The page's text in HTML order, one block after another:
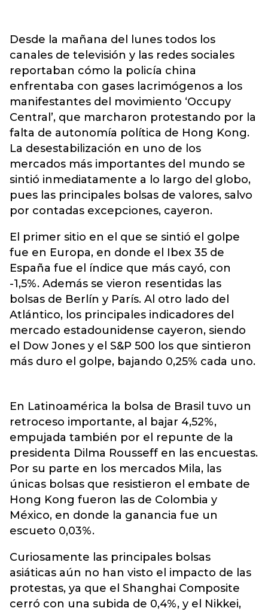
Desde la mañana del lunes todos los
canales de televisión y las redes sociales
reportaban cómo la policía china
enfrentaba con gases lacrimógenos a los
manifestantes del movimiento ‘Occupy
Central’, que marcharon protestando por la
falta de autonomía política de Hong Kong.
La desestabilización en uno de los
mercados más importantes del mundo se
sintió inmediatamente a lo largo del globo,
pues las principales bolsas de valores, salvo
por contadas excepciones, cayeron.
El primer sitio en el que se sintió el golpe
fue en Europa, en donde el Ibex 35 de
España fue el índice que más cayó, con
-1,5%. Además se vieron resentidas las
bolsas de Berlín y París. Al otro lado del
Atlántico, los principales indicadores del
mercado estadounidense cayeron, siendo
el Dow Jones y el S&P 500 los que sintieron
más duro el golpe, bajando 0,25% cada uno.
En Latinoamérica la bolsa de Brasil tuvo un
retroceso importante, al bajar 4,52%,
empujada también por el repunte de la
presidenta Dilma Rousseff en las encuestas.
Por su parte en los mercados Mila, las
únicas bolsas que resistieron el embate de
Hong Kong fueron las de Colombia y
México, en donde la ganancia fue un
escueto 0,03%.
Curiosamente las principales bolsas
asiáticas aún no han visto el impacto de las
protestas, ya que el Shanghai Composite
cerró con una subida de 0,4%, y el Nikkei,